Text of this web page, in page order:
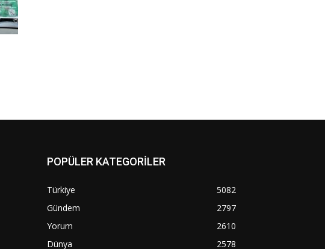
POPÜLER KATEGORİLER
Türkiye
5082
Gündem
2797
Yorum
2610
Dünya
2578